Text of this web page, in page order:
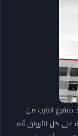
متفرغ اقترب من
كل الأرواق أنه